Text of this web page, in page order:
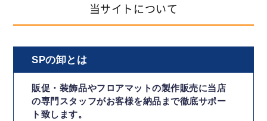
当サイトについて
SPの卸とは
販促・装飾品やフロアマットの製作販売に当店
の専門スタッフがお客様を納品まで徹底サポー
ト致します。